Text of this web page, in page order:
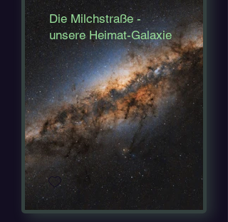
Die Milchstraße -
unsere Heimat-Galaxie